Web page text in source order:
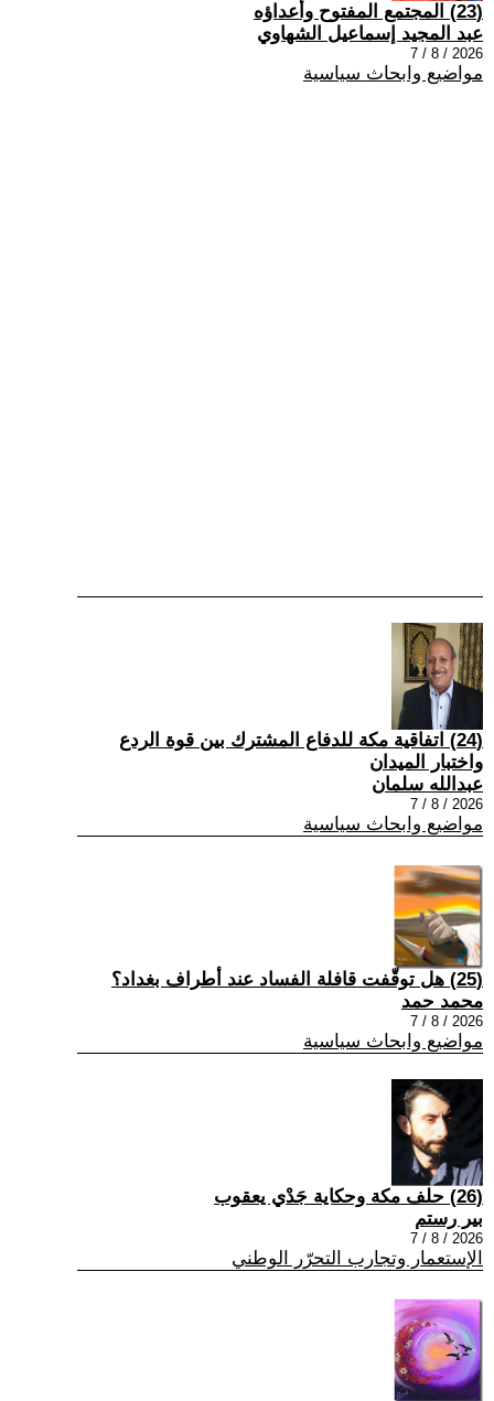
(23) المجتمع المفتوح وأعداؤه
عبد المجيد إسماعيل الشهاوي
2026 / 8 / 7
مواضيع وابحاث سياسية
(24) اتفاقية مكة للدفاع المشترك بين قوة الردع
واختبار الميدان
عبدالله سلمان
2026 / 8 / 7
مواضيع وابحاث سياسية
(25) هل توقّفت قافلة الفساد عند أطراف بغداد؟
محمد حمد
2026 / 8 / 7
مواضيع وابحاث سياسية
(26) حلف مكة وحكاية جَدْي يعقوب
بير رستم
2026 / 8 / 7
الإستعمار وتجارب التحرّر الوطني